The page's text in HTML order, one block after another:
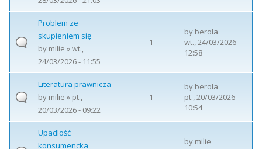
Problem ze
skupieniem się
by milie » wt.,
24/03/2026 - 11:55
1
by berola
wt., 24/03/2026 -
12:58
Literatura prawnicza
by milie » pt.,
20/03/2026 - 09:22
1
by berola
pt., 20/03/2026 -
10:54
Upadlość
konsumencka
by milie